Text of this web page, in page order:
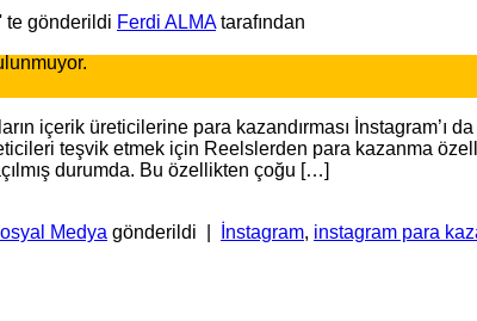
te gönderildi Ferdi ALMAtarafından
içerik üreticilerine para kazandırması
teşvik etmek için Reelslerden para kazanma
durumda. Bu özellikten çoğu […]
Medya gönderildi İnstagram, instagram para